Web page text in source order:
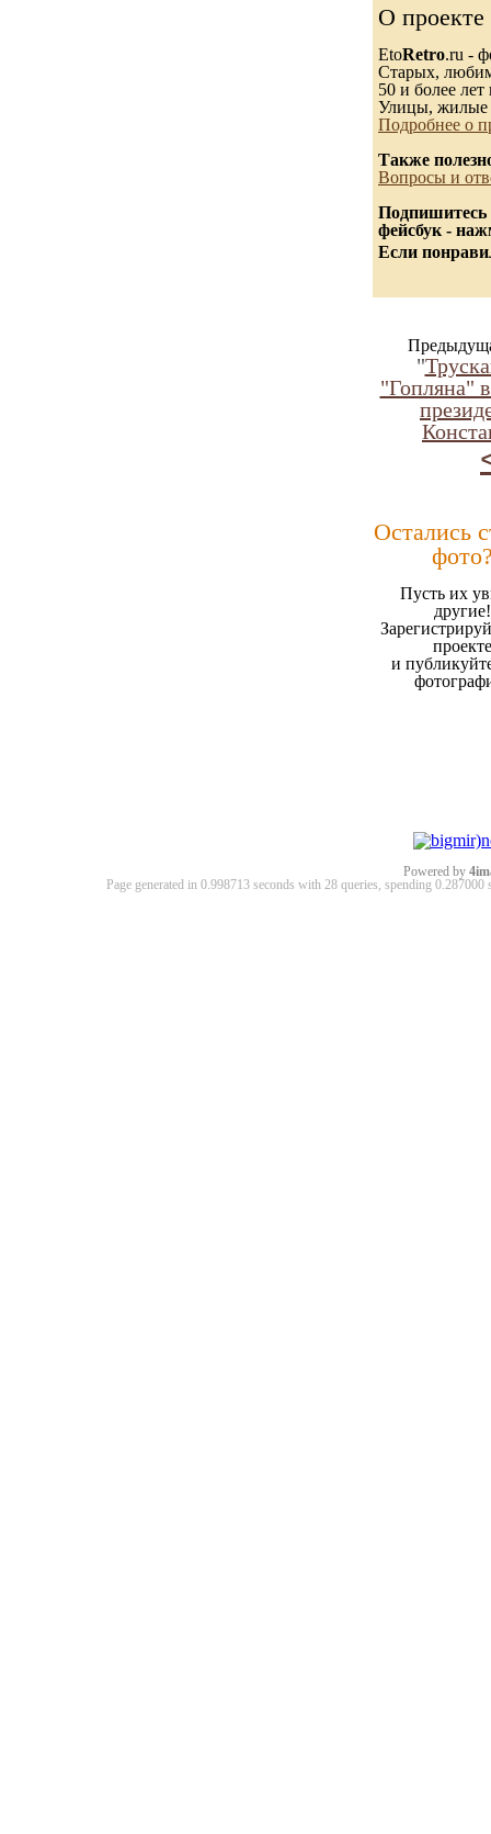
О проекте
EtoRetro.ru -
Старых,
50 и более лет
Улицы, жилые
Подробнее о
Также
Вопросы и
Подпишитесь
фейсбук -
Если
"
"Гопляна"
Остались
Пусть их
другие!
проекте
и
Powered by
Page generated in 0.998713 seconds with 28 queries, spending